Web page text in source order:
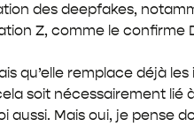
des deepfakes,
Z, comme le confirme
qu’elle remplace déjà
soit nécessairement lié
Mais oui, je pense